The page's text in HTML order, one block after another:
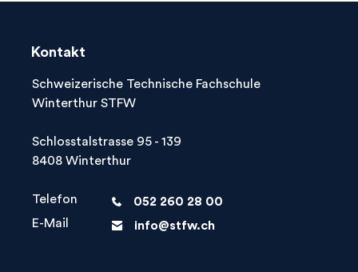
Kontakt
Schweizerische Technische Fachschule
Winterthur STFW
Schlosstalstrasse 95 - 139
8408 Winterthur
Telefon phone
052 260 28 00
E-Mail
letter info@stfw.ch